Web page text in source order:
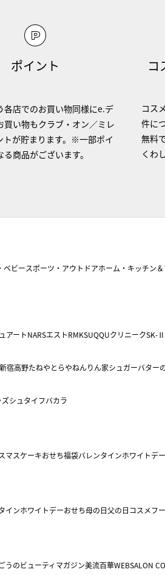
ポイント
各店でのお買い物同様にe.デ
買い物もクラブ・オン／ミレ
トが貯まります。※一部ポイ
商品がございます。
コ
コス
件に
無料
くわ
ベビースポーツ・アウトドアホーム・キッチン＆
アートNARSエストRMKSUQQUクリニークSK-Ⅱ
新宿高野たねやとらやねんりん家シュガーバター
ズシュタイフバカラ
マスケーキおせち福袋バレンタインホワイトデー
インホワイトデーおせち母の日父の日 コスメフ
うのビューティマガジン美流百華WEBSALON